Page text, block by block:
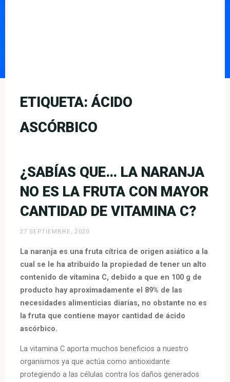
ETIQUETA:ÁCIDO
ASCÓRBICO
¿SABÍAS QUE… LA NARANJA
NO ES LA FRUTA CON MAYOR
CANTIDAD DE VITAMINA C?
27 SEPTIEMBRE, 2020
La naranja es una fruta cítrica de origen asiático a la
cual se le ha atribuido la propiedad de tener un alto
contenido de vitamina C, debido a que en 100 g de
producto hay aproximadamente el 89% de las
necesidades alimenticias diarias, no obstante no es
la fruta que contiene mayor cantidad de ácido
ascórbico.
La vitamina C aporta muchos beneficios a nuestro
organismos ya que actúa como antioxidante
protegiendo a las células contra los daños generados